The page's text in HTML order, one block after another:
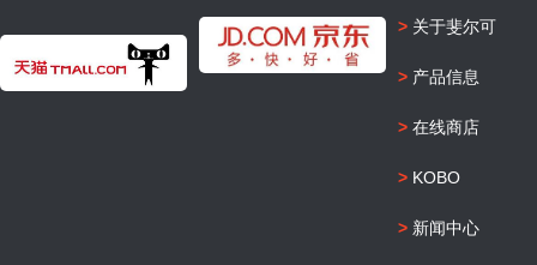
>关于斐尔可
>产品信息
>在线商店
>KOBO
>新闻中心